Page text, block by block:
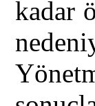
kadar